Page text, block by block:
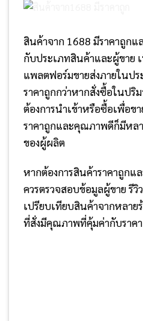
สินค้าจาก 1688 มีราคาถูก
กับประเภทสินค้าและผู้ขาย
แพลตฟอร์มขายส่งภายในป
ราคาถูกกว่าหากสั่งซื้อในป
ต้องการนำเข้าหรือซื้อเพื่อข
ราคาถูกและคุณภาพดีก็มีหล
ของผู้ผลิต
หากต้องการสินค้าราคาถูก
ควรตรวจสอบข้อมูลผู้ขาย รี
เปรียบเทียบสินค้าจากหลา
ที่สั่งมีคุณภาพที่คุ้มค่ากับราคา